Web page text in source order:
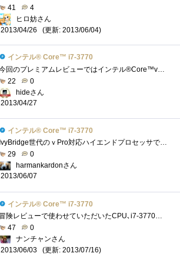
41
4
ヒロ妨さん
2013/04/26
(更新: 2013/06/04)
インテル® Core™ i7-3770
22
0
hideさん
2013/04/27
インテル® Core™ i7-3770
29
0
harmankardonさん
2013/06/07
インテル® Core™ i7-3770
47
0
ナンチャンさん
2013/06/03
(更新: 2013/07/16)